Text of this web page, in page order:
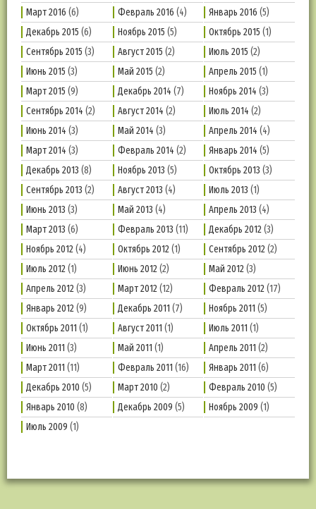
Март 2016 (6) Февраль 2016 (4) Январь 2016 (5)
Декабрь 2015 (6) Ноябрь 2015 (5) Октябрь 2015 (1)
Сентябрь 2015 (3) Август 2015 (2) Июль 2015 (2)
Июнь 2015 (3) Май 2015 (2) Апрель 2015 (1)
Март 2015 (9) Декабрь 2014 (7) Ноябрь 2014 (3)
Сентябрь 2014 (2) Август 2014 (2) Июль 2014 (2)
Июнь 2014 (3) Май 2014 (3) Апрель 2014 (4)
Март 2014 (3) Февраль 2014 (2) Январь 2014 (5)
Декабрь 2013 (8) Ноябрь 2013 (5) Октябрь 2013 (3)
Сентябрь 2013 (2) Август 2013 (4) Июль 2013 (1)
Июнь 2013 (3) Май 2013 (4) Апрель 2013 (4)
Март 2013 (6) Февраль 2013 (11) Декабрь 2012(3)
Ноябрь 2012(4) Октябрь 2012(1) Сентябрь 2012(2)
Июль 2012(1) Июнь 2012(2) Май 2012(3)
Апрель 2012(3) Март 2012(12) Февраль 2012(17)
Январь 2012(9) Декабрь 2011 (7) Ноябрь 2011 (5)
Октябрь 2011 (1) Август 2011 (1) Июль 2011 (1)
Июнь 2011 (3) Май 2011 (1) Апрель 2011 (2)
Март 2011 (11) Февраль 2011 (16) Январь 2011 (6)
Декабрь 2010 (5) Март 2010 (2) Февраль 2010 (5)
Январь 2010 (8) Декабрь 2009 (5) Ноябрь 2009 (1)
Июль 2009 (1)